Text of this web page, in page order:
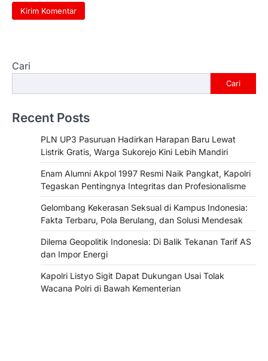
Cari
Cari
Recent Posts
PLN UP3 Pasuruan Hadirkan Harapan Baru Lewat
Listrik Gratis, Warga Sukorejo Kini Lebih Mandiri
Enam Alumni Akpol 1997 Resmi Naik Pangkat, Kapolri
Tegaskan Pentingnya Integritas dan Profesionalisme
Gelombang Kekerasan Seksual di Kampus Indonesia:
Fakta Terbaru, Pola Berulang, dan Solusi Mendesak
Dilema Geopolitik Indonesia: Di Balik Tekanan Tarif AS
dan Impor Energi
Kapolri Listyo Sigit Dapat Dukungan Usai Tolak
Wacana Polri di Bawah Kementerian